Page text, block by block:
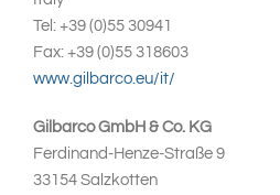
Tel: +39 (0)55 30941
Fax: +39 (0)55 318603
www.gilbarco.eu/it/
Gilbarco GmbH & Co. KG
Ferdinand-Henze-Straße 9
33154 Salzkotten